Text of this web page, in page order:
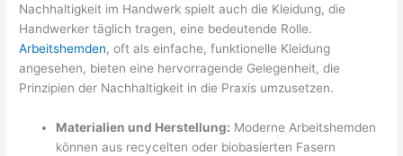
Nachhaltigkeit im Handwerk spielt auch die Kleidung, die
Handwerker täglich tragen, eine bedeutende Rolle.
Arbeitshemden, oft als einfache, funktionelle Kleidung
angesehen, bieten eine hervorragende Gelegenheit, die
Prinzipien der Nachhaltigkeit in die Praxis umzusetzen.
Materialien und Herstellung: Moderne Arbeitshemden
können aus recycelten oder biobasierten Fasern